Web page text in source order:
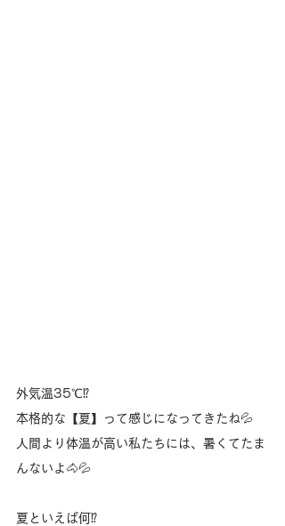
外気温35℃⁉️
本格的な【夏】って感じになってきたね💦
人間より体温が高い私たちには、暑くてたま
んないよ🐴💦
夏といえば何⁉️